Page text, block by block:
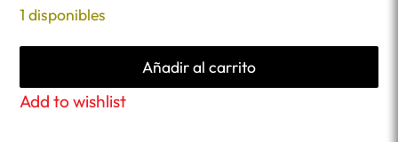
1 disponibles
Añadir al carrito
Add to wishlist